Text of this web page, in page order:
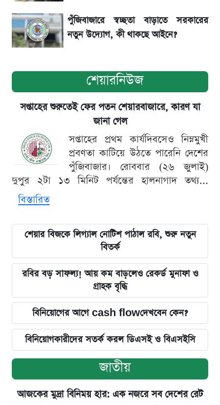
পুঁজিবাজারে স্বচ্ছতা বাড়াতে সরকারের
নতুন উদ্যোগ, কী থাকছে আইনে?
শেয়ারনিউজ
সপ্তাহের শুরুতেই ফের পতন শেয়ারবাজারে, কারণ যা
জানা গেল
সপ্তাহের প্রথম কার্যদিবসেও নিম্নমুখী
প্রবণতা কাটিয়ে উঠতে পারেনি দেশের
পুঁজিবাজার। রোববার (২৬ জুলাই)
দুপুর ২টা ১৩ মিনিট পর্যন্তের হালনাগাদ তথ্য...
বিস্তারিত
শেয়ার বিজকে লিগ্যাল নোটিশ পাঠাল রবি, শুরু নতুন
বিতর্ক
রবির বড় সাফল্য! আয় কম বাড়লেও রেকর্ড মুনাফা ও
গ্রাহক বৃদ্ধি
বিনিয়োগের আগে cash flowদেখবেন কেন?
বিনিয়োগকারীদের সতর্ক করল ডিএসই ও বিএসইসি
জাতীয়
আজকের মুদ্রা বিনিময় হার: এক নজরে সব দেশের রেট